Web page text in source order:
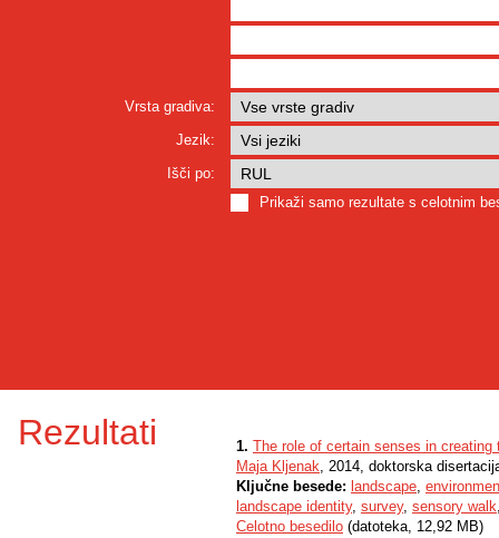
Vrsta gradiva:
Jezik:
Išči po:
Prikaži samo rezultate s celotnim
Rezultati 1. The role of certain senses in
Maja Kljenak, 2014, doktorska
Ključne besede: landscape,
landscape identity, survey, sensory walk
Celotno besedilo (datoteka, 12,92 MB)